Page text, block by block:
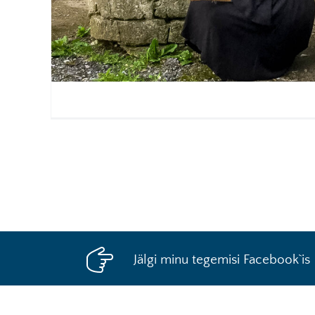
Jälgi minu tegemisi Facebook`is